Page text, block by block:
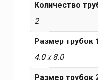
Количество
2
Размер трубок
4.0 x 8.0
Размер трубок